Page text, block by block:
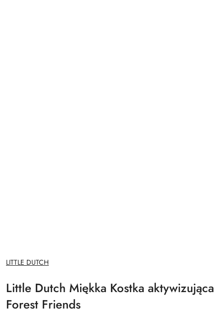
NAZWA
PRODUCENTA:
LITTLE DUTCH
Little Dutch Miękka Kostka aktywizująca
Forest Friends